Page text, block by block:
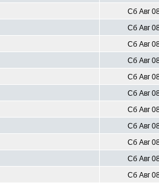
Сб Авг
Сб Авг
Сб Авг
Сб Авг
Сб Авг
Сб Авг
Сб Авг
Сб Авг
Сб Авг
Сб Авг
Сб Авг